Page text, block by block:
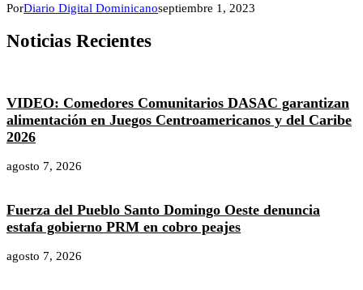
PorDiario Digital Dominicanoseptiembre 1, 2023
Noticias Recientes
VIDEO: Comedores Comunitarios DASAC garantizan
alimentación en Juegos Centroamericanos y del Caribe
2026
agosto 7, 2026
Fuerza del Pueblo Santo Domingo Oeste denuncia
estafa gobierno PRM en cobro peajes
agosto 7, 2026